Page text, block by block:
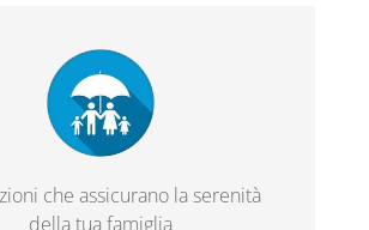
che assicurano la serenità
della tua famiglia